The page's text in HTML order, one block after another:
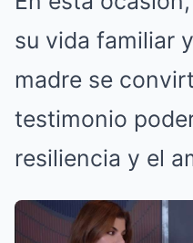
su vida familiar
madre se
testimonio
resiliencia y el